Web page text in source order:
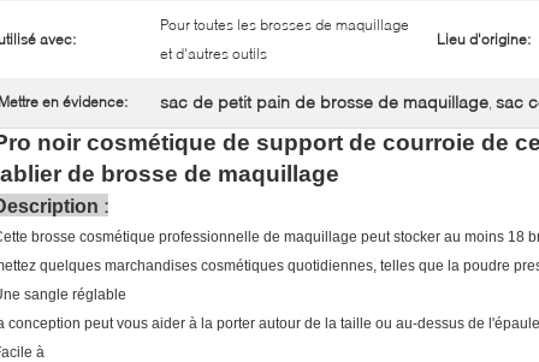
avec:
Pour toutes les brosses de maquillage
et d'autres outils
Lieu d'origine:
en évidence: sac de petit pain de brosse de maquillage, sac
noir cosmétique de support de courroie de
de brosse de maquillage
:
brosse cosmétique professionnelle de maquillage peut stocker au moins 18
quelques marchandises cosmétiques quotidiennes, telles que la poudre
sangle réglable
conception peut vous aider à la porter autour de la taille ou au-dessus de
à